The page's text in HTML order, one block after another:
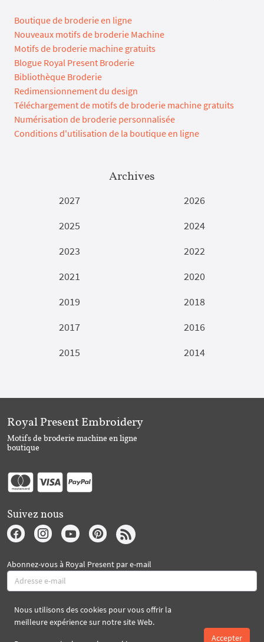
Boutique de broderie en ligne
Nouveaux motifs de broderie Machine
Motifs de broderie machine gratuits
Blogue Royal Present Broderie
Bibliothèque Broderie
Redimensionnement du design
Téléchargement de motifs de broderie machine gratuits
Numérisation de broderie personnalisée
Conditions d'utilisation de la boutique en ligne
Archives
2027
2026
2025
2024
2023
2022
2021
2020
2019
2018
2017
2016
2015
2014
Nous utilisons des cookies pour vous offrir la
meilleure expérience sur notre site Web.
Accepter
Royal Present Embroidery
Motifs de broderie machine en ligne
boutique
Suivez nous
Abonnez-vous à Royal Present par e-mail
S'abonner